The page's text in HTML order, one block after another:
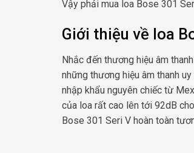
Vậy phải mua loa Bose 301
Giới thiệu về loa
Nhắc đến thương hiệu âm
những thương hiệu âm thanh
nhập khẩu nguyên chiếc từ
của loa rất cao lên tới 92dB
Bose 301 Seri V hoàn toàn